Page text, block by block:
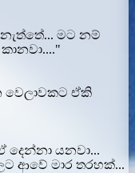
මට නම්
වෙලාවකට ඒකි
දෙන්නා යනවා...
ආවේ මාර තරහක්...